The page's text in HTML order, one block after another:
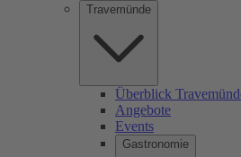
Travemünde
Überblick
Angebote
Events
Gastronomie